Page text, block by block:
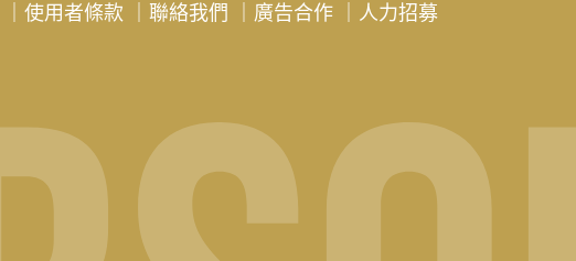
｜使用者條款 ｜聯絡我們 廣告合作 人力招募